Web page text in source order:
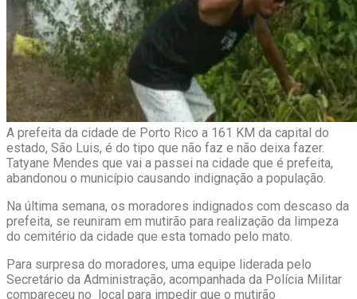
A prefeita da cidade de Porto Rico a 161 KM da capital do
estado, São Luis, é do tipo que não faz e não deixa fazer.
Tatyane Mendes que vai a passei na cidade que é prefeita,
abandonou o município causando indignação a população.
Na última semana, os moradores indignados com descaso da
prefeita, se reuniram em mutirão para realização da limpeza
do cemitério da cidade que esta tomado pelo mato.
Para surpresa do moradores, uma equipe liderada pelo
Secretário da Administração, acompanhada da Polícia Militar
compareceu no local para impedir que o mutirão